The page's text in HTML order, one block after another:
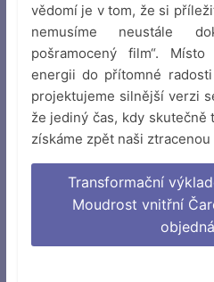
vědomí je v tom, že si
nemusíme neustále
pošramocený film“.
energii do přítomné
projektujeme silnější verzi
že jediný čas, kdy skutečně
získáme zpět naši
Transformační
Moudrost vnitřní